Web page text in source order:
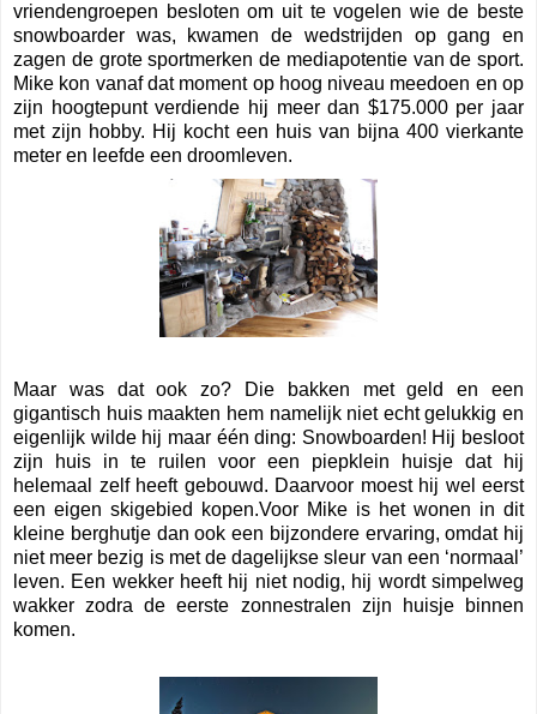
vriendengroepen besloten om uit te vogelen wie de beste
snowboarder was, kwamen de wedstrijden op gang en
zagen de grote sportmerken de mediapotentie van de sport.
Mike kon vanaf dat moment op hoog niveau meedoen en op
zijn hoogtepunt verdiende hij meer dan $175.000 per jaar
met zijn hobby. Hij kocht een huis van bijna 400 vierkante
meter en leefde een droomleven.
Maar was dat ook zo? Die bakken met geld en een
gigantisch huis maakten hem namelijk niet echt gelukkig en
eigenlijk wilde hij maar één ding: Snowboarden! Hij besloot
zijn huis in te ruilen voor een piepklein huisje dat hij
helemaal zelf heeft gebouwd. Daarvoor moest hij wel eerst
een eigen skigebied kopen.Voor Mike is het wonen in dit
kleine berghutje dan ook een bijzondere ervaring, omdat hij
niet meer bezig is met de dagelijkse sleur van een ‘normaal’
leven. Een wekker heeft hij niet nodig, hij wordt simpelweg
wakker zodra de eerste zonnestralen zijn huisje binnen
komen.